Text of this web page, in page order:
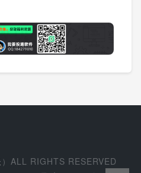
）ALL RIGHTS RESERVED